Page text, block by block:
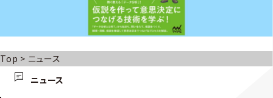
Top > ニュース
ニュース